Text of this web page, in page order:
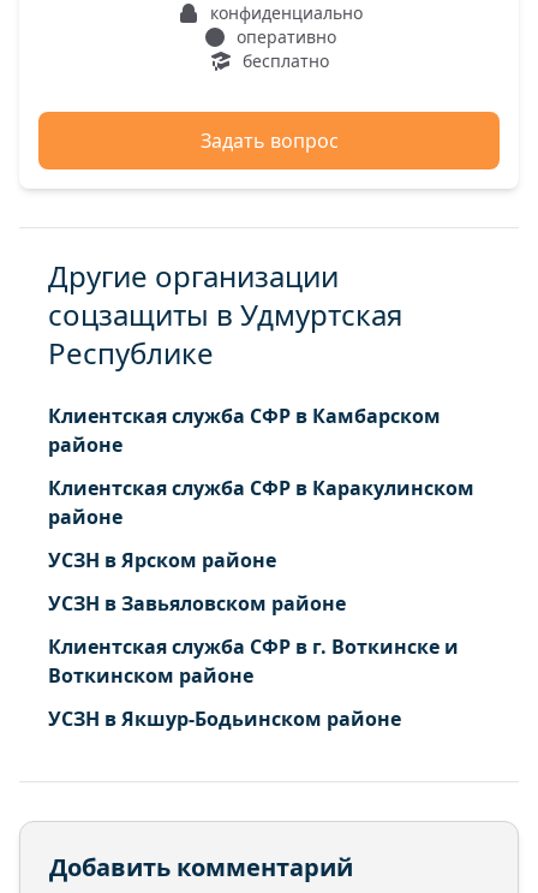
конфиденциально
оперативно
бесплатно
Задать вопрос
Другие организации
соцзащиты в Удмуртская
Республике
Клиентская служба СФР в Камбарском
районе
Клиентская служба СФР в Каракулинском
районе
УСЗН в Ярском районе
УСЗН в Завьяловском районе
Клиентская служба СФР в г. Воткинске и
Воткинском районе
УСЗН в Якшур-Бодьинском районе
Добавить комментарий